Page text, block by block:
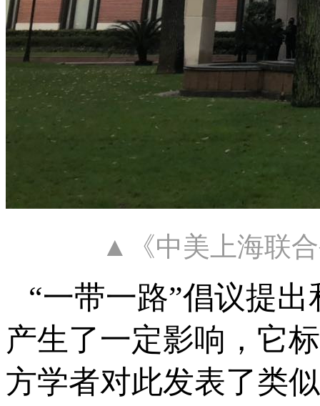
▲《中美上海联
“一带一路”倡议提
产生了一定影响，它
方学者对此发表了类